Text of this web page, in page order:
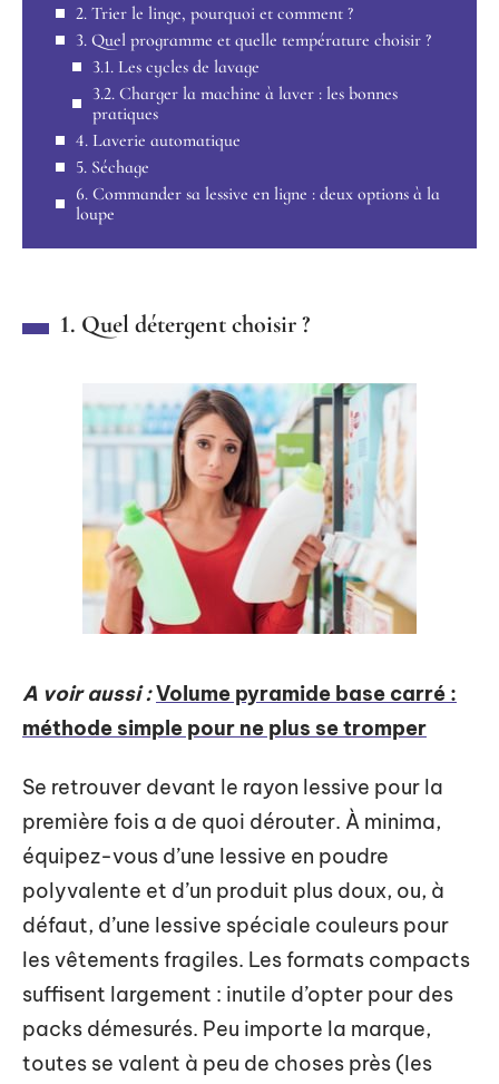
2. Trier le linge, pourquoi et comment ?
3. Quel programme et quelle température choisir ?
3.1. Les cycles de lavage
3.2. Charger la machine à laver : les bonnes
pratiques
4. Laverie automatique
5. Séchage
6. Commander sa lessive en ligne : deux options à la
loupe
1. Quel détergent choisir ?
A voir aussi :Volume pyramide base carré :
méthode simple pour ne plus se tromper
Se retrouver devant le rayon lessive pour la
première fois a de quoi dérouter. À minima,
équipez-vous d’une lessive en poudre
polyvalente et d’un produit plus doux, ou, à
défaut, d’une lessive spéciale couleurs pour
les vêtements fragiles. Les formats compacts
suffisent largement : inutile d’opter pour des
packs démesurés. Peu importe la marque,
toutes se valent à peu de choses près (les